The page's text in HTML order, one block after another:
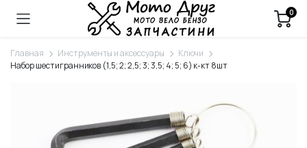
0
Главная Инструменты и аксессуары
Ключи
Набор шестигранников (1,5; 2; 2,5; 3; 3,5; 4; 5; 6) к-кт 8шт